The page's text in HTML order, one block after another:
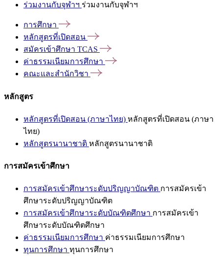
ร่วมงานกับจุฬาฯ ร่วมงานกับจุฬาฯ
การศึกษา
หลักสูตรที่เปิดสอน
สมัครเข้าศึกษา TCAS
ค่าธรรมเนียมการศึกษา
คณะและสำนักวิชา
หลักสูตร
หลักสูตรที่เปิดสอน (ภาษาไทย) หลักสูตรที่เปิดสอน (ภาษา
ไทย)
หลักสูตรนานาชาติ หลักสูตรนานาชาติ
การสมัครเข้าศึกษา
การสมัครเข้าศึกษาระดับปริญญาบัณฑิต การสมัครเข้า
ศึกษาระดับปริญญาบัณฑิต
การสมัครเข้าศึกษาระดับบัณฑิตศึกษา การสมัครเข้า
ศึกษาระดับบัณฑิตศึกษา
ค่าธรรมเนียมการศึกษา ค่าธรรมเนียมการศึกษา
ทุนการศึกษา ทุนการศึกษา